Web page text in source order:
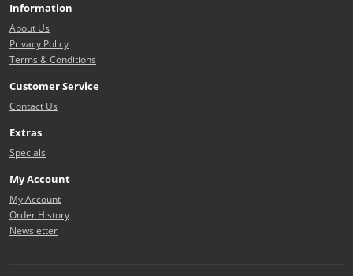
Information
About Us
Privacy Policy
Terms & Conditions
Customer Service
Contact Us
Extras
Specials
My Account
My Account
Order History
Newsletter